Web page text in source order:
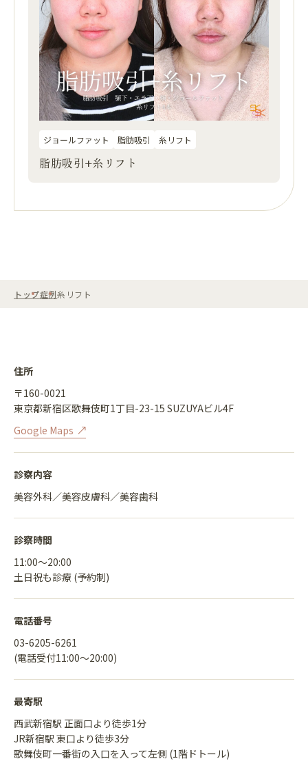
ジョールファット 脂肪吸引 糸リフト
脂肪吸引+糸リフト
トップ症例糸リフト
住所
〒160-0021
東京都新宿区歌舞伎町1丁目-23-15 SUZUYAビル4F
Google Maps
診察内容
美容外科／美容皮膚科／美容歯科
診察時間
11:00〜20:00
土日祝も診療 (予約制)
電話番号
03-6205-6261
(電話受付11:00〜20:00)
最寄駅
西武新宿駅 正面口より徒歩1分
JR新宿駅 東口より徒歩3分
歌舞伎町一番街の入口を入って左側 (1階ドトール)